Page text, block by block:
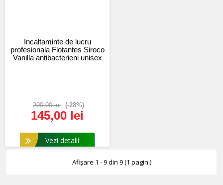
Incaltaminte de lucru
profesionala Flotantes Siroco
Vanilla antibacterieni unisex
200,00 lei (-28%)
145,00 lei
Vezi detalii
Afişare 1 - 9 din 9 (1 pagini)